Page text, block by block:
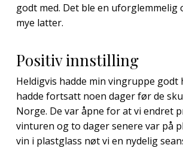
godt med. Det ble en uforglemmelig
mye latter.
Positiv innstilling
Heldigvis hadde min vingruppe godt
hadde fortsatt noen dager før de
Norge. De var åpne for at vi endret
vinturen og to dager senere var på
vin i plastglass nøt vi en nydelig